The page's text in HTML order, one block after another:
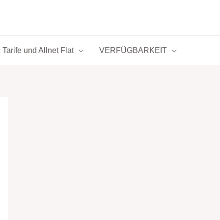
Tarife und Allnet Flat VERFÜGBARKEIT